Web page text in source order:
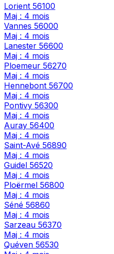
Lorient 56100
Maj : 4 mois
Vannes 56000
Maj : 4 mois
Lanester 56600
Maj : 4 mois
Ploemeur 56270
Maj : 4 mois
Hennebont 56700
Maj : 4 mois
Pontivy 56300
Maj : 4 mois
Auray 56400
Maj : 4 mois
Saint-Avé 56890
Maj : 4 mois
Guidel 56520
Maj : 4 mois
Ploërmel 56800
Maj : 4 mois
Séné 56860
Maj : 4 mois
Sarzeau 56370
Maj : 4 mois
Quéven 56530